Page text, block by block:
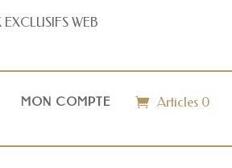
EXCLUSIFS WEB
MON COMPTE Articles 0